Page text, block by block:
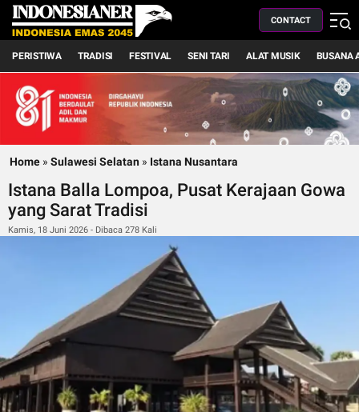
CONTACT
PERISTIWA TRADISI FESTIVAL SENI TARI ALAT MUSIK BUSANA
Home » Sulawesi Selatan » Istana Nusantara
Istana Balla Lompoa, Pusat Kerajaan Gowa
yang Sarat Tradisi
Kamis, 18 Juni 2026 - Dibaca 278 Kali